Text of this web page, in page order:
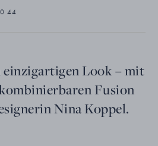
44
einzigartigen Look – mit
Fusion
Nina Koppel.